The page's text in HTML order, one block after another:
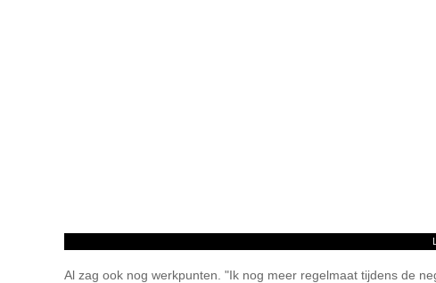
Al zag ook nog werkpunten. "Ik nog meer regelmaat tijdens de